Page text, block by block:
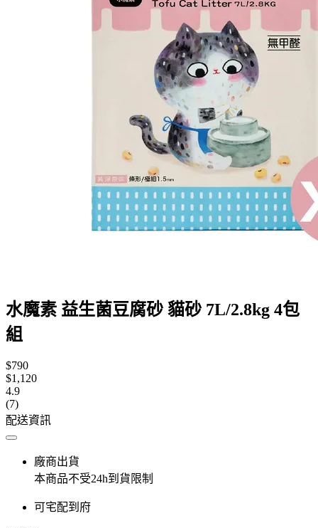
水魔素 益生菌豆腐砂 貓砂 7L/2.8kg 4包
組
$790
$1,120
4.9
(7)
配送資訊
廠商出貨
本商品不受24h到貨限制
可宅配到府